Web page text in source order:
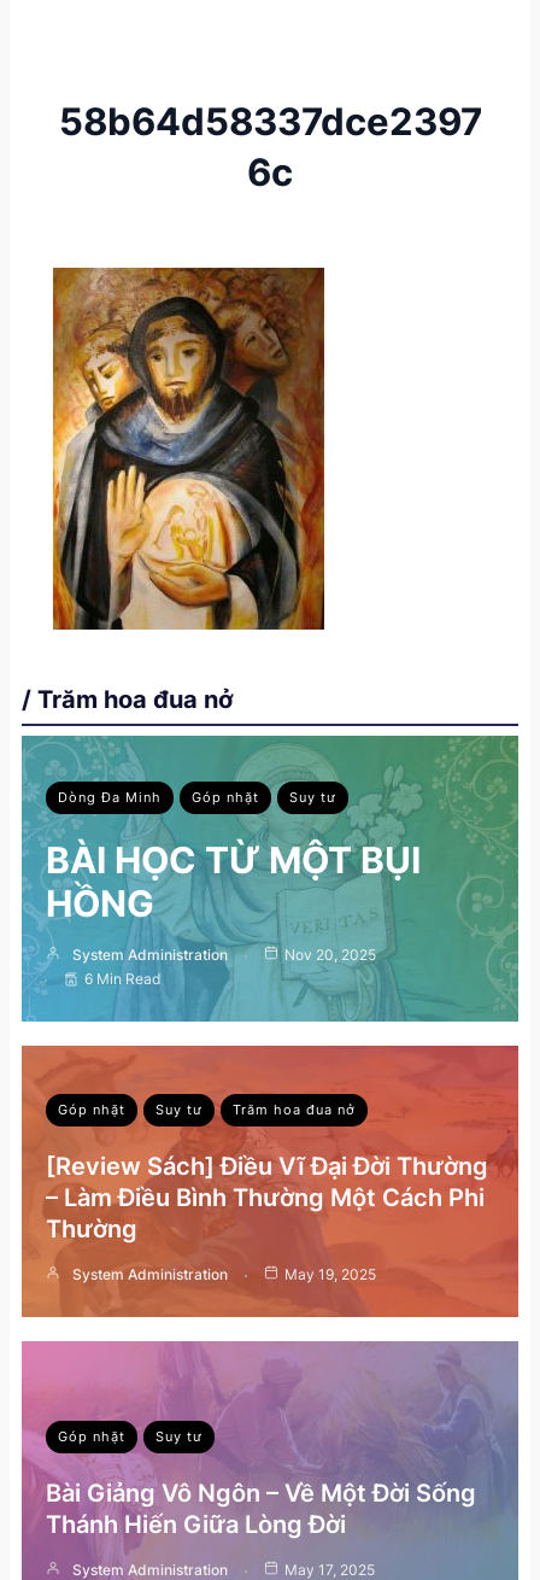
58b64d58337dce2397
6c
/ Trăm hoa đua nở
Dòng Đa Minh Góp nhặt Suy tư
BÀI HỌC TỪ MỘT BỤI
HỒNG
System Administration
Nov 20, 2025
6 Min Read
Góp nhặt Suy tư Trăm hoa đua nở
[Review Sách] Điều Vĩ Đại Đời Thường
– Làm Điều Bình Thường Một Cách Phi
Thường
System Administration May 19, 2025
Góp nhặt Suy tư
Bài Giảng Vô Ngôn – Về Một Đời Sống
Thánh Hiến Giữa Lòng Đời
System Administration May 17, 2025